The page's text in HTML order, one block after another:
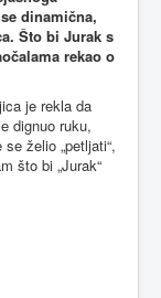
dinamična,
Što bi Jurak s
rekao o
je rekla da
dignuo ruku,
želio „petljati“,
što bi „Jurak“